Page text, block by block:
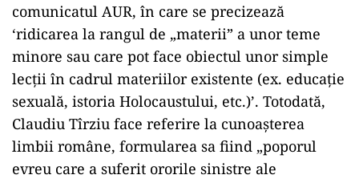
comunicatul AUR, în care se precizează
‘ridicarea la rangul de „materii” a unor teme
minore sau care pot face obiectul unor simple
lecții în cadrul materiilor existente (ex. educație
sexuală, istoria Holocaustului, etc.)’. Totodată,
Claudiu Tîrziu face referire la cunoașterea
limbii române, formularea sa fiind „poporul
evreu care a suferit ororile sinistre ale